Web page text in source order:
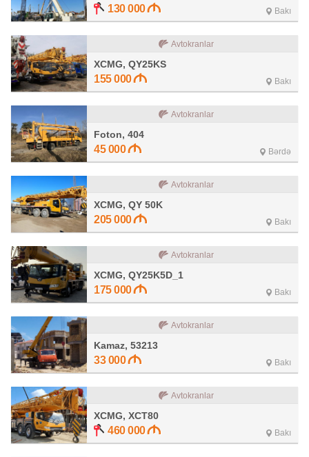
130 000 Bakı
Avtokranlar
XCMG, QY25KS
155 000 Bakı
Avtokranlar
Foton, 404
45 000 Bərdə
Avtokranlar
XCMG, QY 50K
205 000 Bakı
Avtokranlar
XCMG, QY25K5D_1
175 000 Bakı
Avtokranlar
Kamaz, 53213
33 000 Bakı
Avtokranlar
XCMG, XCT80
460 000 Bakı